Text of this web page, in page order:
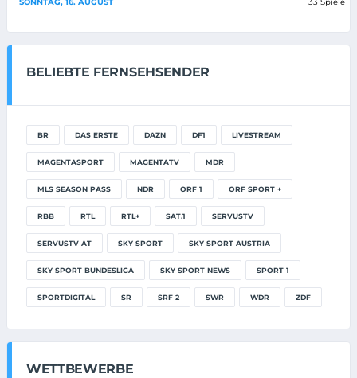
SONNTAG, 16. AUGUST 33 Spiele
BELIEBTE FERNSEHSENDER
BR DAS ERSTE DAZN DF1 LIVESTREAM
MAGENTASPORT MAGENTATV MDR
MLS SEASON PASS NDR ORF 1 ORF SPORT +
RBB RTL RTL+ SAT.1 SERVUSTV
SERVUSTV AT SKY SPORT SKY SPORT AUSTRIA
SKY SPORT BUNDESLIGA SKY SPORT NEWS SPORT 1
SPORTDIGITAL SR SRF 2 SWR WDR ZDF
WETTBEWERBE